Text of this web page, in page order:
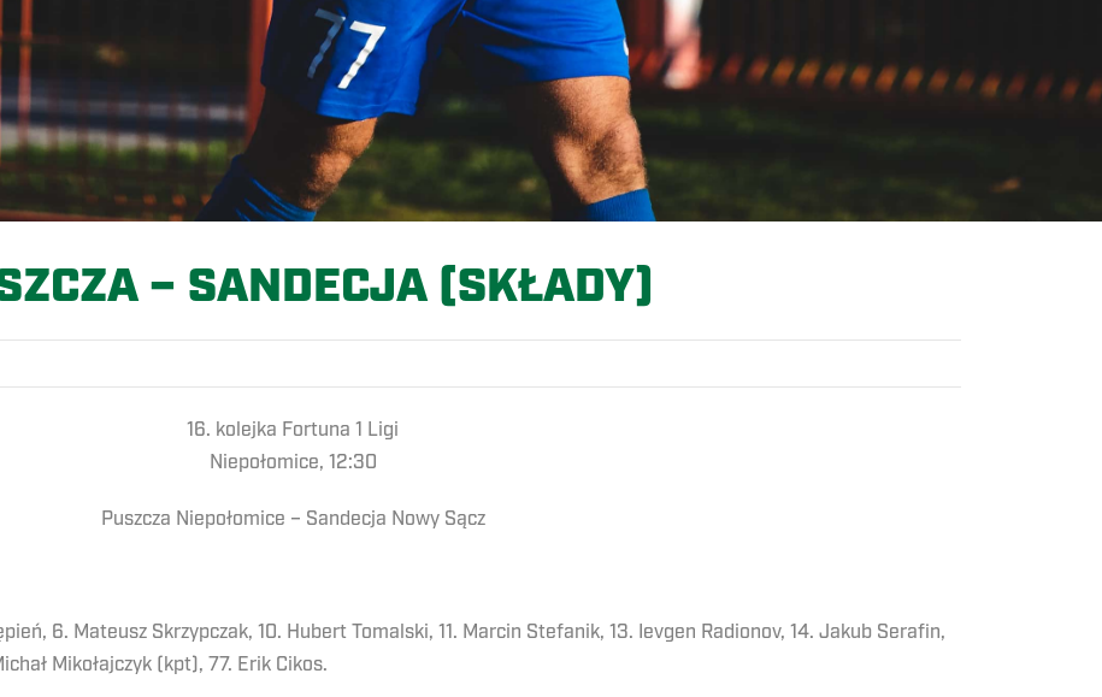
– SANDECJA (SKŁADY)
16. kolejka Fortuna 1 Ligi
Niepołomice, 12:30
Puszcza Niepołomice – Sandecja Nowy Sącz
6. Mateusz Skrzypczak, 10. Hubert Tomalski, 11. Marcin Stefanik, 13. Ievgen Radionov, 14. Jakub Serafin,
Mikołajczyk (kpt), 77. Erik Cikos.